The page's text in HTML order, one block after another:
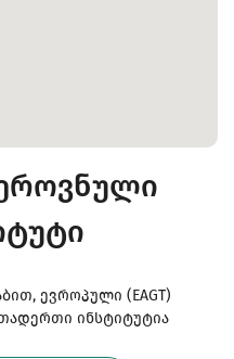
ევროპული (EAGT)
ინსტიტუტია